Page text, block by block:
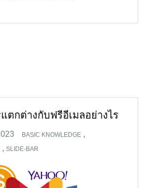
ตกต่างกับฟรีอีเมลอย่างไร
BASIC KNOWLEDGE ,
,SLIDE-BAR